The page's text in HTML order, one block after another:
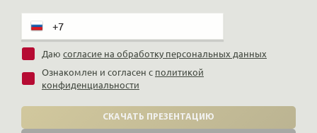
Даю согласие на обработку персональных данных
Ознакомлен и согласен с политикой
конфиденциальности
СКАЧАТЬ ПРЕЗЕНТАЦИЮ